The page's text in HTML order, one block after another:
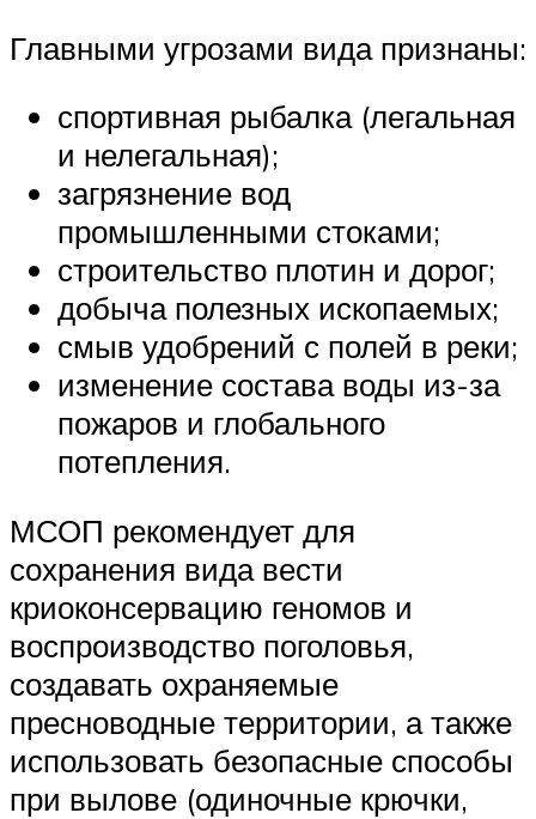
Главными угрозами вида признаны:
спортивная рыбалка (легальная
и нелегальная);
загрязнение вод
промышленными стоками;
строительство плотин и дорог;
добыча полезных ископаемых;
смыв удобрений с полей в реки;
изменение состава воды из-за
пожаров и глобального
потепления.
МСОП рекомендует для
сохранения вида вести
криоконсервацию геномов и
воспроизводство поголовья,
создавать охраняемые
пресноводные территории, а также
использовать безопасные способы
при вылове (одиночные крючки,